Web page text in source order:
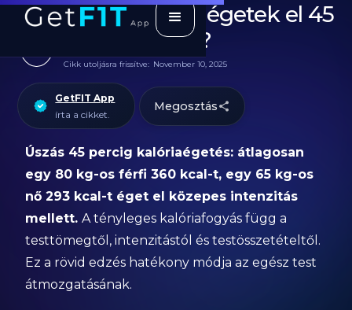
Hány kalóriát égetek el 45
perc úszással?
Cikk utoljásra frissítve: November 10, 2025
GetFIT App
írta a cikket.
Megosztás
Úszás 45 percig kalóriaégetés: átlagosan
egy 80 kg-os férfi 360 kcal-t, egy 65 kg-os
nő 293 kcal-t éget el közepes intenzitás
mellett.A tényleges kalóriafogyás függ a
testtömegtől, intenzitástól és testösszetételtől.
Ez a rövid edzés hatékony módja az egész test
átmozgatásának.